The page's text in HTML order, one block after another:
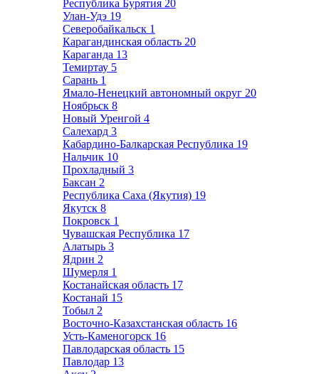
Республика Бурятия 20
Улан-Удэ 19
Северобайкальск 1
Карагандинская область 20
Караганда 13
Темиртау 5
Сарань 1
Ямало-Ненецкий автономный округ 20
Ноябрьск 8
Новый Уренгой 4
Салехард 3
Кабардино-Балкарская Республика 19
Нальчик 10
Прохладный 3
Баксан 2
Республика Саха (Якутия) 19
Якутск 8
Покровск 1
Чувашская Республика 17
Алатырь 3
Ядрин 2
Шумерля 1
Костанайская область 17
Костанай 15
Тобыл 2
Восточно-Казахстанская область 16
Усть-Каменогорск 16
Павлодарская область 15
Павлодар 13